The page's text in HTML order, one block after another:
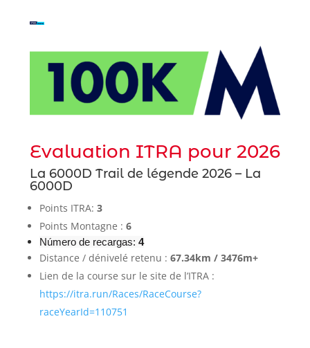
Evaluation ITRA pour 2026
La 6000D Trail de légende 2026 – La
6000D
Points ITRA: 3
Points Montagne : 6
Número de recargas: 4
Distance / dénivelé retenu : 67.34km / 3476m+
Lien de la course sur le site de l’ITRA :
https://itra.run/Races/RaceCourse?
raceYearId=110751